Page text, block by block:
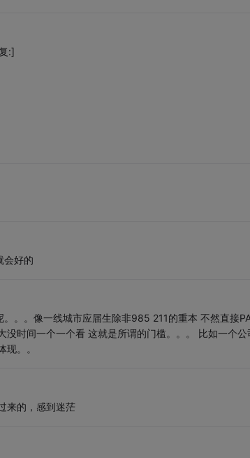
:]
会好的
。。像一线城市应届生除非985 211的重本 不然直接
没时间一个一个看 这就是所谓的门槛。。。 比如一个
。。
来的，感到迷茫